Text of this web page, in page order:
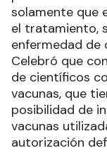
solamente que
el tratamiento,
enfermedad de
Celebró que
de científicos
vacunas, que
posibilidad de
vacunas
autorización